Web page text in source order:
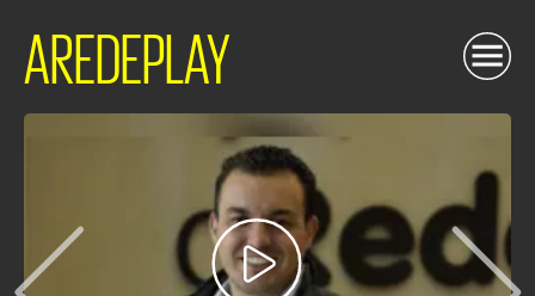
AREDEPLAY